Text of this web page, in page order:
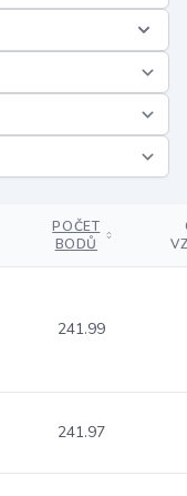
POČET
BODŮ
241.99
241.97